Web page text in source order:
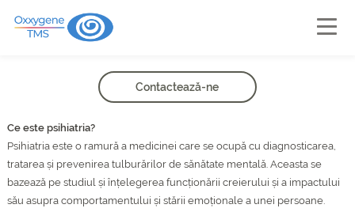
Contactează-ne
Ce este psihiatria?
Psihiatria este o ramură a medicinei care se ocupă cu diagnosticarea,
tratarea și prevenirea tulburărilor de sănătate mentală. Aceasta se
bazează pe studiul și înțelegerea funcționării creierului și a impactului
său asupra comportamentului și stării emoționale a unei persoane.